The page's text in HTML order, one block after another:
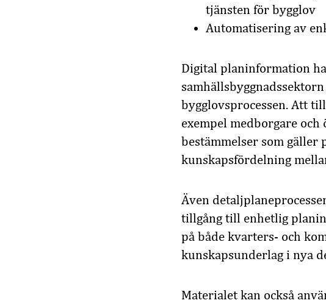
tjänsten för bygglov
Automatisering av
Digital planinformation
bygglovsprocessen. Att
exempel medborgare
bestämmelser som
kunskapsfördelning
Även
tillgång till enhetlig
på både kvarters- och
kunskapsunderlag i nya
Materialet kan också